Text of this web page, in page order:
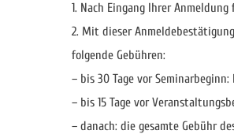
1. Nach Eingang Ihrer
2. Mit dieser
folgende Gebühren:
– bis 30 Tage vor
– bis 15 Tage vor
– danach: die gesamte Gebühr